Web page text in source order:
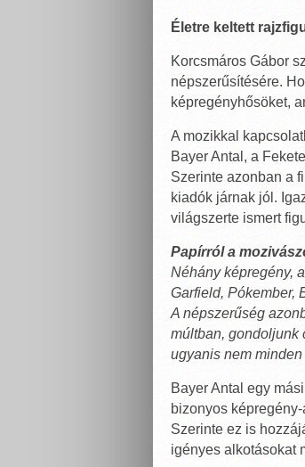
Életre keltett
Korcsmáros Gábor
népszerűsítésére.
képregényhősöket,
A mozikkal
Bayer Antal, a
Szerinte azonban a
kiadók járnak jól.
világszerte ismert
Papírról a
Néhány képregény,
Garfield, Pókember,
A népszerűség
múltban, gondoljunk
ugyanis nem
Bayer Antal egy
bizonyos
Szerinte ez is
igényes alkotásokat